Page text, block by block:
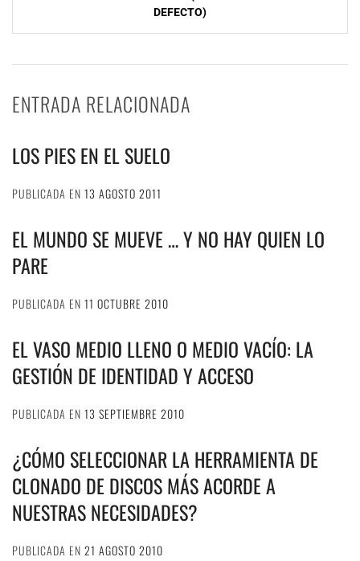
DEFECTO)
ENTRADA RELACIONADA
LOS PIES EN EL SUELO
PUBLICADA EN 13 AGOSTO 2011
EL MUNDO SE MUEVE … Y NO HAY QUIEN LO
PARE
PUBLICADA EN 11 OCTUBRE 2010
EL VASO MEDIO LLENO O MEDIO VACÍO: LA
GESTIÓN DE IDENTIDAD Y ACCESO
PUBLICADA EN 13 SEPTIEMBRE 2010
¿CÓMO SELECCIONAR LA HERRAMIENTA DE
CLONADO DE DISCOS MÁS ACORDE A
NUESTRAS NECESIDADES?
PUBLICADA EN 21 AGOSTO 2010